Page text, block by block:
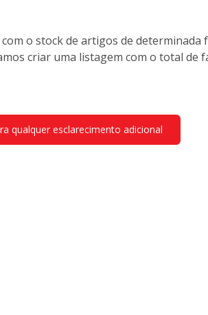
o stock de artigos de
criar uma listagem com o total de
qualquer esclarecimento adicional